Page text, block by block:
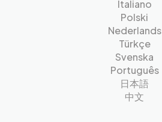
Italiano
Polski
Nederlands
Türkçe
Svenska
Português
日本語
中文